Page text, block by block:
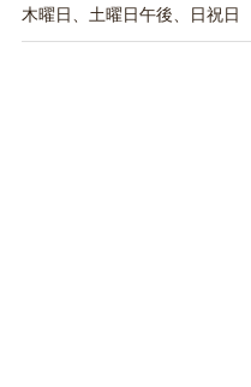
木曜日、土曜日午後、日祝日